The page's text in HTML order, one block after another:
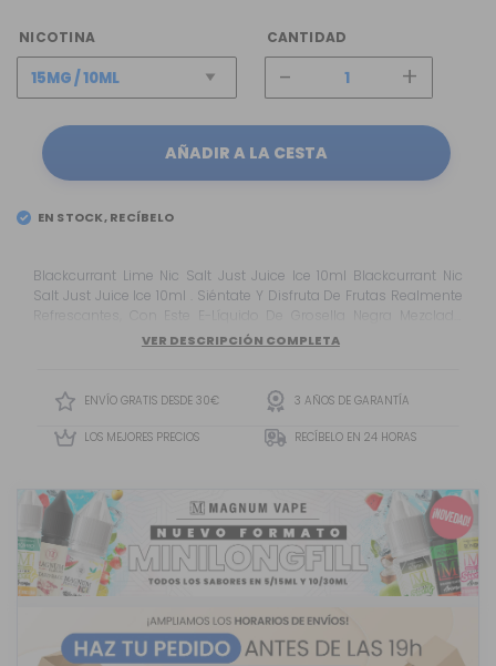
NICOTINA CANTIDAD
- +
AÑADIR A LA CESTA
EN STOCK, RECÍBELO
Blackcurrant Lime Nic Salt Just Juice Ice 10ml Blackcurrant Nic
Salt Just Juice Ice 10ml . Siéntate Y Disfruta De Frutas Realmente
Refrescantes, Con Este E-Líquido De Grosella Negra Mezclado
VER DESCRIPCIÓN COMPLETA
ENVÍO GRATIS DESDE 30€ 3 AÑOS DE GARANTÍA
LOS MEJORES PRECIOS RECÍBELO EN 24 HORAS